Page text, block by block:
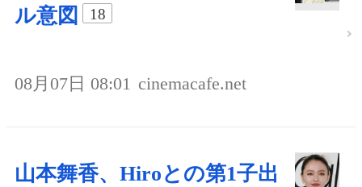
ル意図 18
08月07日 08:01 cinemacafe.net
山本舞香、Hiroとの第1子出